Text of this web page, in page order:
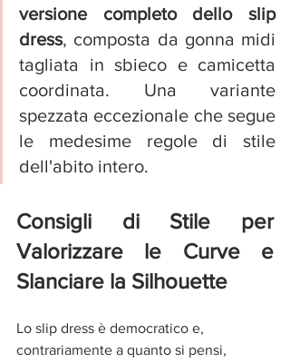
versione completo dello slip
dress, composta da gonna midi
tagliata in sbieco e camicetta
coordinata. Una variante
spezzata eccezionale che segue
le medesime regole di stile
dell'abito intero.
Consigli di Stile per
Valorizzare le Curve e
Slanciare la Silhouette
Lo slip dress è democratico e,
contrariamente a quanto si pensi,